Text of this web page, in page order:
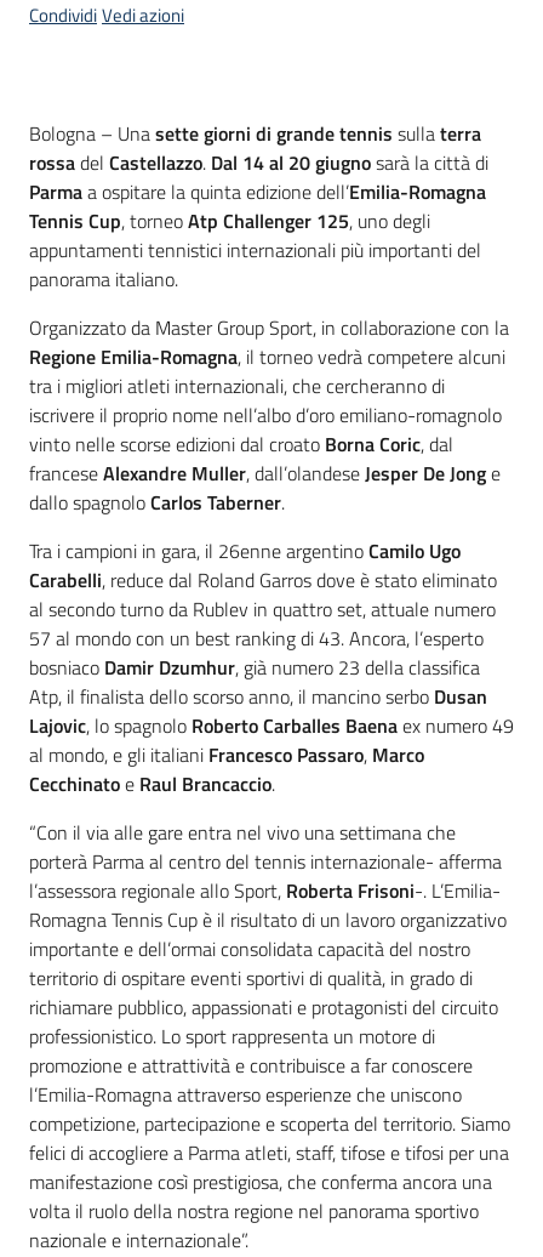
CondividiVedi azioni
Contenuto
Bologna – Unasette giorni di grande tennis sullaterra
rossadel Castellazzo. Dal 14 al 20 giugnosarà la città di
Parmaa ospitare la quinta edizione dell’Emilia-Romagna
Tennis Cup, torneoAtp Challenger 125, uno degli
appuntamenti tennistici internazionali più importanti del
panorama italiano.
Organizzato da Master Group Sport, in collaborazione con la
Regione Emilia-Romagna, il torneo vedrà competere alcuni
tra i migliori atleti internazionali, che cercheranno di
iscrivere il proprio nome nell’albo d’oro emiliano-romagnolo
vinto nelle scorse edizioni dal croato Borna Coric, dal
franceseAlexandre Muller, dall’olandeseJesper De Jonge
dallo spagnoloCarlos Taberner.
Tra i campioni in gara, il 26enne argentinoCamilo Ugo
Carabelli, reduce dal Roland Garros dove è stato eliminato
al secondo turno da Rublev in quattro set, attuale numero
57 al mondo con un best ranking di 43. Ancora, l’esperto
bosniaco Damir Dzumhur, già numero 23 della classifica
Atp, il finalista dello scorso anno, il mancino serbo Dusan
Lajovic, lo spagnolo Roberto Carballes Baenaex numero 49
al mondo, e gli italiani Francesco Passaro, Marco
Cecchinatoe Raul Brancaccio.
“Con il via alle gare entra nel vivo una settimana che
porterà Parma al centro del tennis internazionale- afferma
l’assessora regionale allo Sport, Roberta Frisoni-. L’Emilia-
Romagna Tennis Cup è il risultato di un lavoro organizzativo
importante e dell’ormai consolidata capacità del nostro
territorio di ospitare eventi sportivi di qualità, in grado di
richiamare pubblico, appassionati e protagonisti del circuito
professionistico. Lo sport rappresenta un motore di
promozione e attrattività e contribuisce a far conoscere
l’Emilia-Romagna attraverso esperienze che uniscono
competizione, partecipazione e scoperta del territorio. Siamo
felici di accogliere a Parma atleti, staff, tifose e tifosi per una
manifestazione così prestigiosa, che conferma ancora una
volta il ruolo della nostra regione nel panorama sportivo
nazionale e internazionale”.